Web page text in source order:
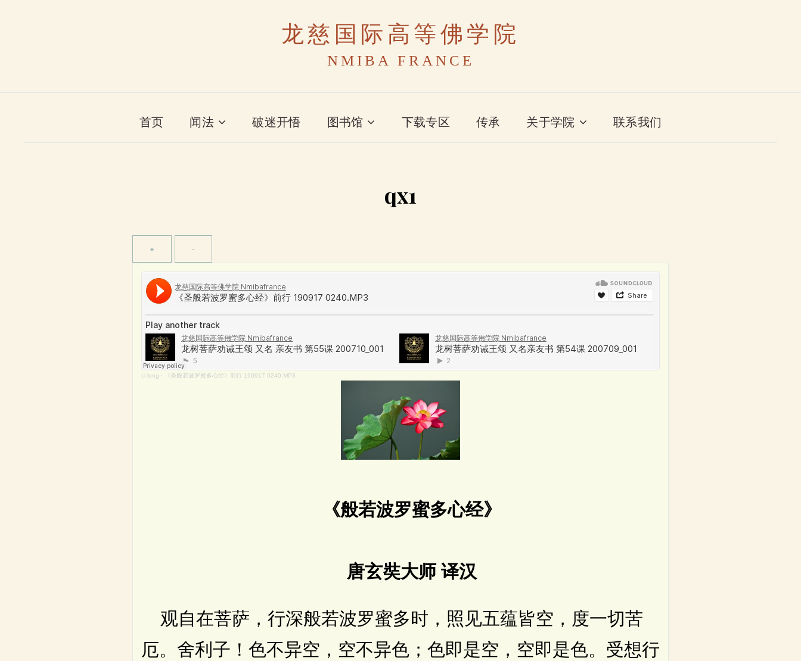
龙慈国际高等佛学院
NMIBA FRANCE
首页 闻法 破迷开悟 图书馆 下载专区 传承 关于学院 联系我们
qx1
ci long · 《圣般若波罗蜜多心经》前行 190917 0240.MP3
《般若波罗蜜多心经》
唐玄奘大师 译汉
观自在菩萨，行深般若波罗蜜多时，照见五蕴皆空，度一切苦
厄。舍利子！色不异空，空不异色；色即是空，空即是色。受想行